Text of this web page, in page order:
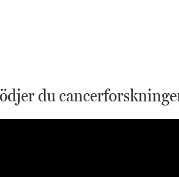
du